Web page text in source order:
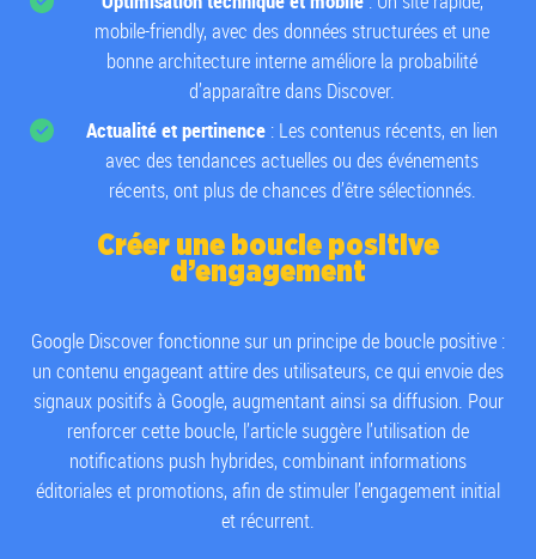
mobile-friendly, avec des données structurées et une
bonne architecture interne améliore la probabilité
d’apparaître dans Discover.
Actualité et pertinence : Les contenus récents, en lien
avec des tendances actuelles ou des événements
récents, ont plus de chances d’être sélectionnés.
Créer une boucle positive
d’engagement
Google Discover fonctionne sur un principe de boucle positive :
un contenu engageant attire des utilisateurs, ce qui envoie des
signaux positifs à Google, augmentant ainsi sa diffusion. Pour
renforcer cette boucle, l’article suggère l’utilisation de
notifications push hybrides, combinant informations
éditoriales et promotions, afin de stimuler l’engagement initial
et récurrent.